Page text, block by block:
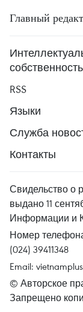
Главный
собственность
RSS
Языки
Служба
Контакты
Свидельство о
выдано 11
Информации и
Номер телефона:
(024) 39411348
Email:
© Авторское
Запрещено